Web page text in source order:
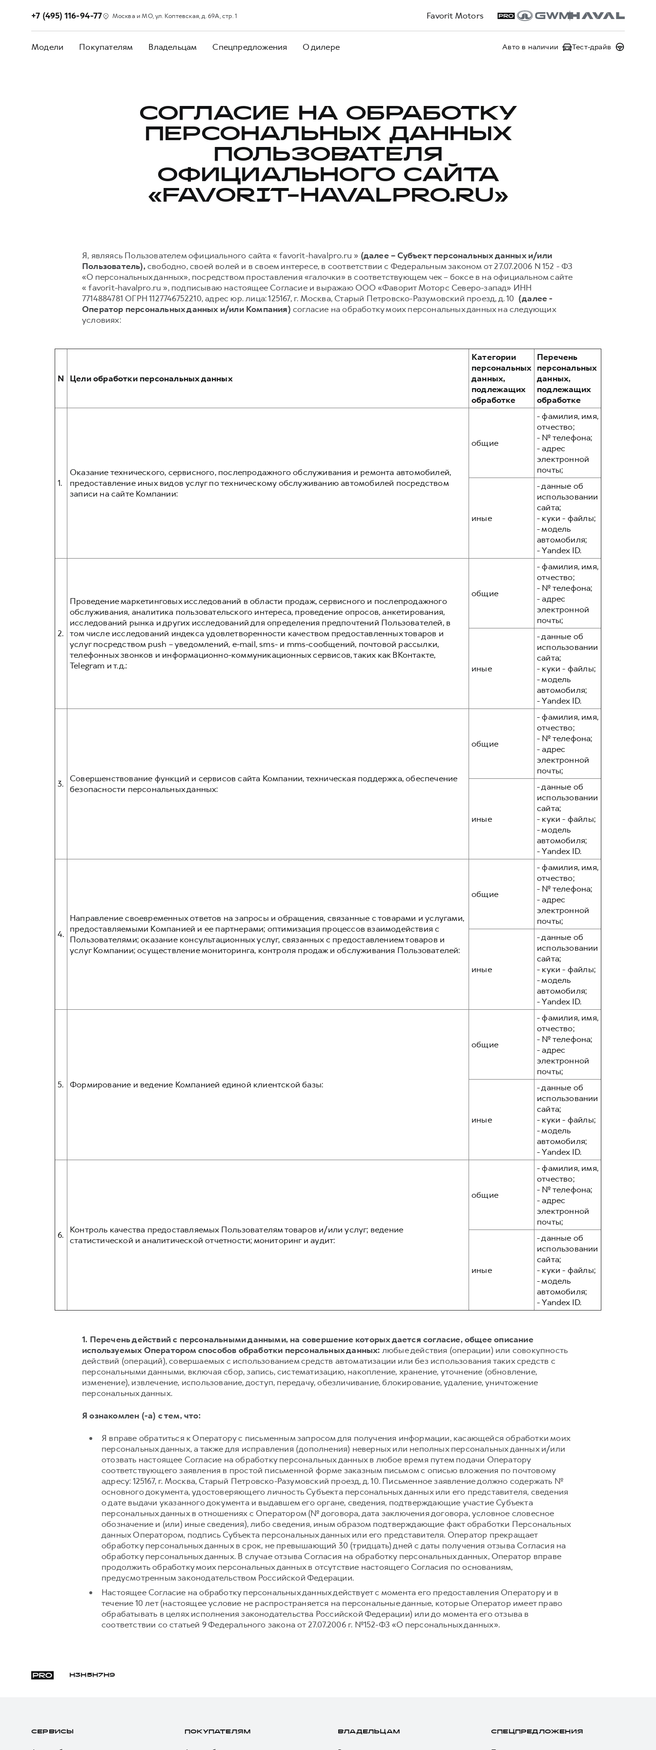
Favorit Motors
+7 (495) 116-94-77 Москва и МО, ул. Коптевская, д. 69А, стр. 1
Модели Покупателям Владельцам Спецпредложения О дилере Авто в наличии Тест-драйв
СОГЛАСИЕ НА ОБРАБОТКУ
ПЕРСОНАЛЬНЫХ ДАННЫХ
ПОЛЬЗОВАТЕЛЯ
ОФИЦИАЛЬНОГО САЙТА
«FAVORIT-HAVALPRO.RU»
Я, являясь Пользователем официального сайта « favorit-havalpro.ru » (далее – Субъект персональных данных и/или
Пользователь),свободно, своей волей и в своем интересе, в соответствии с Федеральным законом от 27.07.2006 N 152 - ФЗ
«О персональных данных», посредством проставления «галочки» в соответствующем чек – боксе в на официальном сайте
« favorit-havalpro.ru », подписываю настоящее Согласие и выражаю ООО «Фаворит Моторс Северо-запад» ИНН
7714884781 ОГРН 1127746752210, адрес юр. лица: 125167, г. Москва, Старый Петровско-Разумовский проезд, д. 10 (далее -
Оператор персональных данных и/или Компания) согласие на обработку моих персональных данных на следующих
условиях:
N Цели обработки персональных данных
Категории
персональных
данных,
подлежащих
обработке
Перечень
персональных
данных,
подлежащих
обработке
1.
Оказание технического, сервисного, послепродажного обслуживания и ремонта автомобилей,
предоставление иных видов услуг по техническому обслуживанию автомобилей посредством
записи на сайте Компании:
общие
- фамилия, имя,
отчество;
- № телефона;
- адрес
электронной
почты;
иные
- данные об
использовании
сайта;
- куки - файлы;
- модель
автомобиля;
- Yandex ID.
2.
Проведение маркетинговых исследований в области продаж, сервисного и послепродажного
обслуживания, аналитика пользовательского интереса, проведение опросов, анкетирования,
исследований рынка и других исследований для определения предпочтений Пользователей, в
том числе исследований индекса удовлетворенности качеством предоставленных товаров и
услуг посредством push – уведомлений, e-mail, sms- и mms-сообщений, почтовой рассылки,
телефонных звонков и информационно-коммуникационных сервисов, таких как ВКонтакте,
Telegram и т.д.:
общие
- фамилия, имя,
отчество;
- № телефона;
- адрес
электронной
почты;
иные
- данные об
использовании
сайта;
- куки - файлы;
- модель
автомобиля;
- Yandex ID.
3.
Совершенствование функций и сервисов сайта Компании, техническая поддержка, обеспечение
безопасности персональных данных:
общие
- фамилия, имя,
отчество;
- № телефона;
- адрес
электронной
почты;
иные
- данные об
использовании
сайта;
- куки - файлы;
- модель
автомобиля;
- Yandex ID.
4.
Направление своевременных ответов на запросы и обращения, связанные с товарами и услугами,
предоставляемыми Компанией и ее партнерами; оптимизация процессов взаимодействия с
Пользователями; оказание консультационных услуг, связанных с предоставлением товаров и
услуг Компании; осуществление мониторинга, контроля продаж и обслуживания Пользователей:
общие
- фамилия, имя,
отчество;
- № телефона;
- адрес
электронной
почты;
иные
- данные об
использовании
сайта;
- куки - файлы;
- модель
автомобиля;
- Yandex ID.
5. Формирование и ведение Компанией единой клиентской базы:
общие
- фамилия, имя,
отчество;
- № телефона;
- адрес
электронной
почты;
иные
- данные об
использовании
сайта;
- куки - файлы;
- модель
автомобиля;
- Yandex ID.
6.
Контроль качества предоставляемых Пользователям товаров и/или услуг; ведение
статистической и аналитической отчетности; мониторинг и аудит:
общие
- фамилия, имя,
отчество;
- № телефона;
- адрес
электронной
почты;
иные
- данные об
использовании
сайта;
- куки - файлы;
- модель
автомобиля;
- Yandex ID.
1. Перечень действий с персональными данными, на совершение которых дается согласие, общее описание
используемых Оператором способов обработки персональных данных: любые действия (операции) или совокупность
действий (операций), совершаемых с использованием средств автоматизации или без использования таких средств с
персональными данными, включая сбор, запись, систематизацию, накопление, хранение, уточнение (обновление,
изменение), извлечение, использование, доступ, передачу, обезличивание, блокирование, удаление, уничтожение
персональных данных.
Я ознакомлен (-а) с тем, что:
Я вправе обратиться к Оператору с письменным запросом для получения информации, касающейся обработки моих
персональных данных, а также для исправления (дополнения) неверных или неполных персональных данных и/или
отозвать настоящее Согласие на обработку персональных данных в любое время путем подачи Оператору
соответствующего заявления в простой письменной форме заказным письмом с описью вложения по почтовому
адресу: 125167, г. Москва, Старый Петровско-Разумовский проезд, д. 10. Письменное заявление должно содержать №
основного документа, удостоверяющего личность Субъекта персональных данных или его представителя, сведения
о дате выдачи указанного документа и выдавшем его органе, сведения, подтверждающие участие Субъекта
персональных данных в отношениях с Оператором (№ договора, дата заключения договора, условное словесное
обозначение и (или) иные сведения), либо сведения, иным образом подтверждающие факт обработки Персональных
данных Оператором, подпись Субъекта персональных данных или его представителя. Оператор прекращает
обработку персональных данных в срок, не превышающий 30 (тридцать) дней с даты получения отзыва Согласия на
обработку персональных данных. В случае отзыва Согласия на обработку персональных данных, Оператор вправе
продолжить обработку моих персональных данных в отсутствие настоящего Согласия по основаниям,
предусмотренным законодательством Российской Федерации.
Настоящее Согласие на обработку персональных данных действует с момента его предоставления Оператору и в
течение 10 лет (настоящее условие не распространяется на персональные данные, которые Оператор имеет право
обрабатывать в целях исполнения законодательства Российской Федерации) или до момента его отзыва в
соответствии со статьей 9 Федерального закона от 27.07.2006 г. №152-ФЗ «О персональных данных».
H3 H5H7 H9
СЕРВИСЫ ПОКУПАТЕЛЯМ ВЛАДЕЛЬЦАМ СПЕЦПРЕДЛОЖЕНИЯ